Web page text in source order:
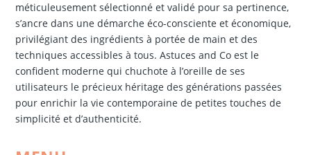
méticuleusement sélectionné et validé pour sa pertinence,
s’ancre dans une démarche éco-consciente et économique,
privilégiant des ingrédients à portée de main et des
techniques accessibles à tous. Astuces and Co est le
confident moderne qui chuchote à l’oreille de ses
utilisateurs le précieux héritage des générations passées
pour enrichir la vie contemporaine de petites touches de
simplicité et d’authenticité.